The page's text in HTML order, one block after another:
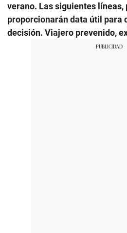
verano. Las siguientes líneas,
proporcionarán data útil para
decisión. Viajero prevenido,